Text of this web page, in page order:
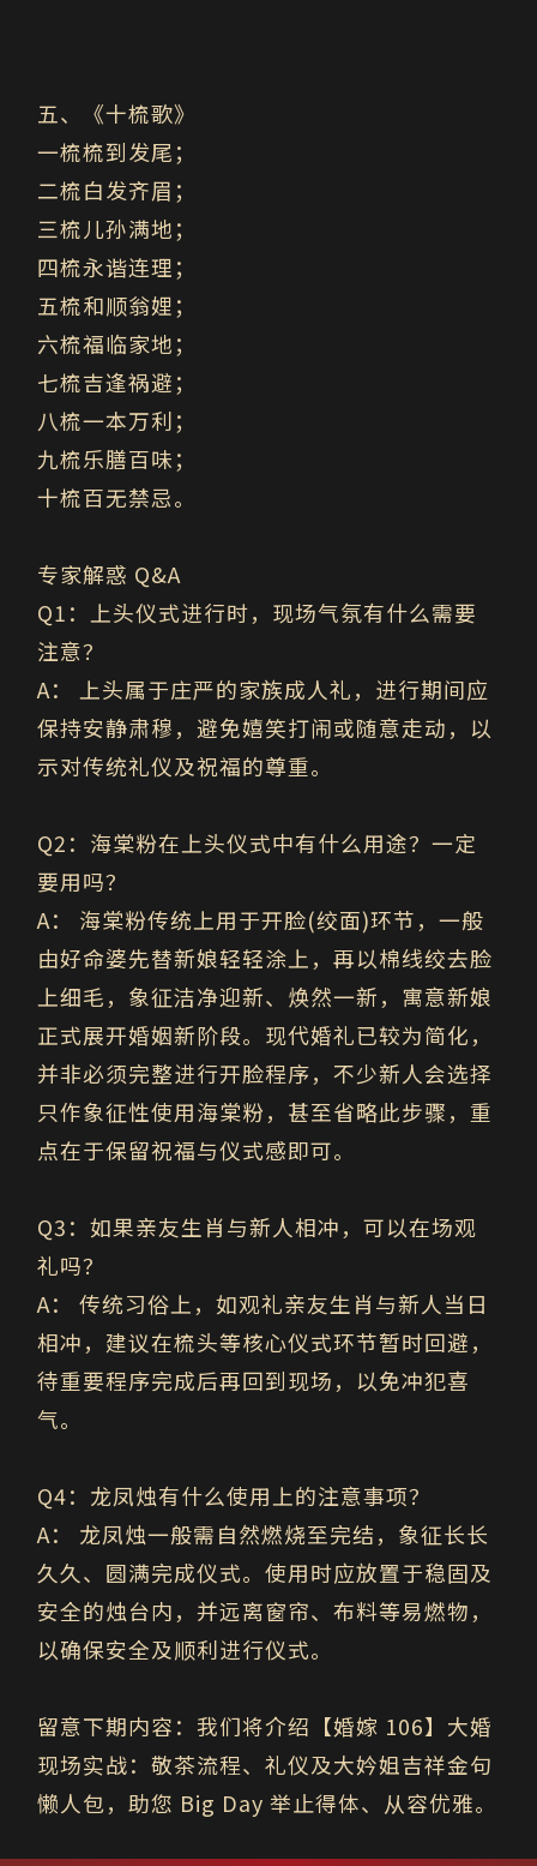
五、《十梳歌》
一梳梳到发尾；
二梳白发齐眉；
三梳儿孙满地；
四梳永谐连理；
五梳和顺翁娌；
六梳福临家地；
七梳吉逢祸避；
八梳一本万利；
九梳乐膳百味；
十梳百无禁忌。
专家解惑 Q&A
Q1：上头仪式进行时，现场气氛有什么需要
注意？
A：
上头属于庄严的家族成人礼，进行期间应
保持安静肃穆，避免嬉笑打闹或随意走动，以
示对传统礼仪及祝福的尊重。
Q2：海棠粉在上头仪式中有什么用途？一定
要用吗？
A：
海棠粉传统上用于开脸(绞面)环节，一般
由好命婆先替新娘轻轻涂上，再以棉线绞去脸
上细毛，象征洁净迎新、焕然一新，寓意新娘
正式展开婚姻新阶段。现代婚礼已较为简化，
并非必须完整进行开脸程序，不少新人会选择
只作象征性使用海棠粉，甚至省略此步骤，重
点在于保留祝福与仪式感即可。
Q3：如果亲友生肖与新人相冲，可以在场观
礼吗？
A：
传统习俗上，如观礼亲友生肖与新人当日
相冲，建议在梳头等核心仪式环节暂时回避，
待重要程序完成后再回到现场，以免冲犯喜
气。
Q4：龙凤烛有什么使用上的注意事项？
A：
龙凤烛一般需自然燃烧至完结，象征长长
久久、圆满完成仪式。使用时应放置于稳固及
安全的烛台内，并远离窗帘、布料等易燃物，
以确保安全及顺利进行仪式。
留意下期内容：我们将介绍【婚嫁 106】大婚
现场实战：敬茶流程、礼仪及大妗姐吉祥金句
懒人包，助您 Big Day 举止得体、从容优雅。